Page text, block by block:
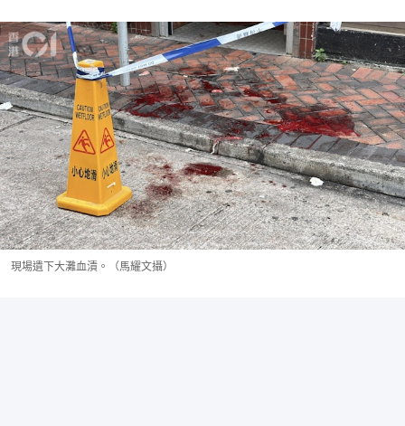
現場遺下大灘血漬。（馬耀文攝）